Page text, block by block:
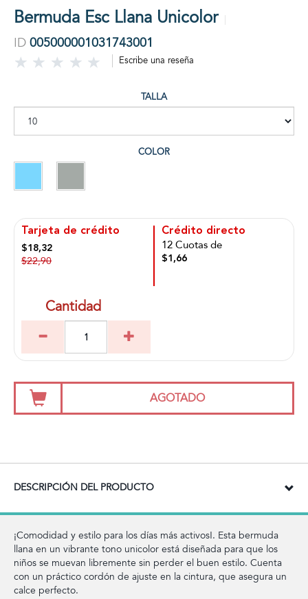
Bermuda Esc Llana Unicolor
ID 005000001031743001
Escribe una reseña
TALLA
COLOR
Tarjeta de crédito
$18,32
$22,90
Crédito directo
12 Cuotas de
$1,66
Cantidad
AGOTADO
DESCRIPCIÓN DEL PRODUCTO
¡Comodidad y estilo para los días más activos!. Esta bermuda
llana en un vibrante tono unicolor está diseñada para que los
niños se muevan libremente sin perder el buen estilo. Cuenta
con un práctico cordón de ajuste en la cintura, que asegura un
calce perfecto.